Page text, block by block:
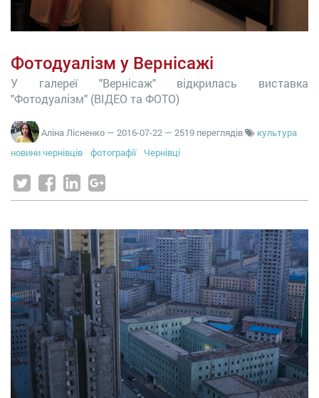
Фотодуалізм у Вернісажі
У галереї "Вернісаж" відкрилась виставка
"Фотодуалізм" (ВІДЕО та ФОТО)
Аліна Лісненко — 2016-07-22 — 2519 переглядів
культура
новини чернівців
фотографії Чернівці